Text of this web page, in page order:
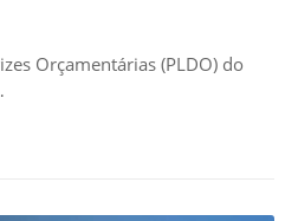
Orçamentárias (PLDO) do